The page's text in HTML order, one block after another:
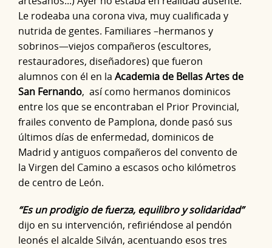
Le rodeaba una corona viva, muy cualificada y
nutrida de gentes. Familiares –hermanos y
sobrinos—viejos compañeros (escultores,
restauradores, diseñadores) que fueron
alumnos con él en la Academia de Bellas Artes de
San Fernando, así como hermanos dominicos
entre los que se encontraban el Prior Provincial,
frailes convento de Pamplona, donde pasó sus
últimos días de enfermedad, dominicos de
Madrid y antiguos compañeros del convento de
la Virgen del Camino a escasos ocho kilómetros
de centro de León.
“Es un prodigio de fuerza, equilibro y solidaridad”
dijo en su intervención, refiriéndose al pendón
leonés el alcalde Silván, acentuando esos tres